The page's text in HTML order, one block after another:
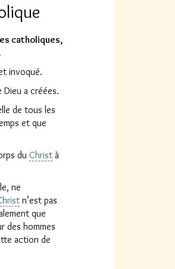
catholiques,
invoqué.
Dieu a créées.
de tous les
et que
du Christ à
ne
n’est pas
que
des hommes
action de